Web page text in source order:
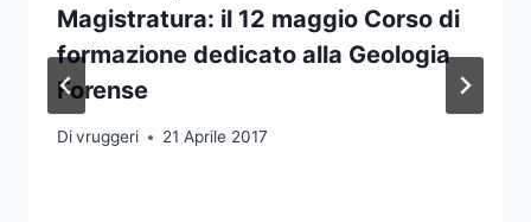
Magistratura: il 12 maggio Corso di
formazione dedicato alla Geologia
Forense
Divruggeri 21 Aprile 2017